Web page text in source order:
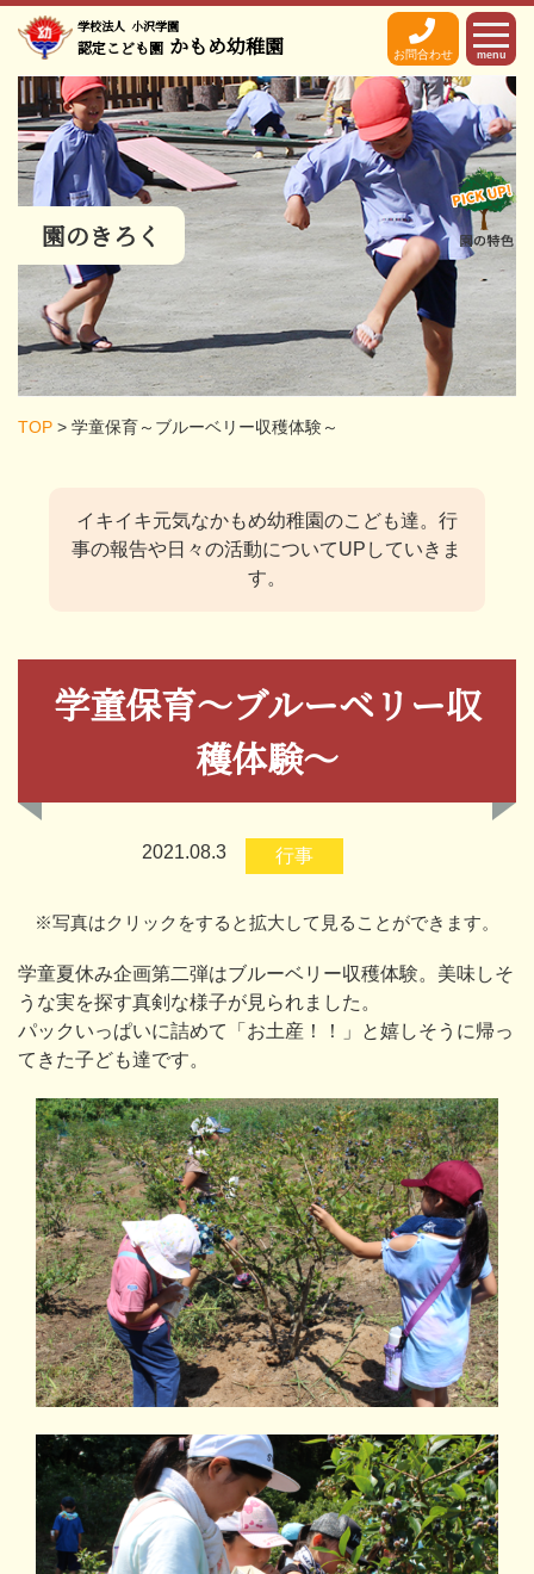
学校法人 小沢学園
認定こども園 かもめ幼稚園 お問合わせ menu
園のきろく
TOP > 学童保育～ブルーベリー収穫体験～
イキイキ元気なかもめ幼稚園のこども達。 行
事の報告や日々の活動についてUPしていきま
す。
学童保育～ブルーベリー収
穫体験～
2021.08.3 行事
※写真はクリックをすると拡大して見ることができます。
学童夏休み企画第二弾はブルーベリー収穫体験。美味しそ
うな実を探す真剣な様子が見られました。
パックいっぱいに詰めて「お土産！！」と嬉しそうに帰っ
てきた子ども達です。